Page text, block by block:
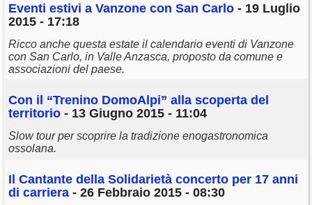
Eventi estivi a Vanzone con San Carlo - 19 Luglio
2015 - 17:18
Ricco anche questa estate il calendario eventi di Vanzone
con San Carlo, in Valle Anzasca, proposto da comune e
associazioni del paese.
Con il “Trenino DomoAlpi” alla scoperta del
territorio - 13 Giugno 2015 - 11:04
Slow tour per scoprire la tradizione enogastronomica
ossolana.
Il Cantante della Solidarietà concerto per 17 anni
di carriera - 26 Febbraio 2015 - 08:30